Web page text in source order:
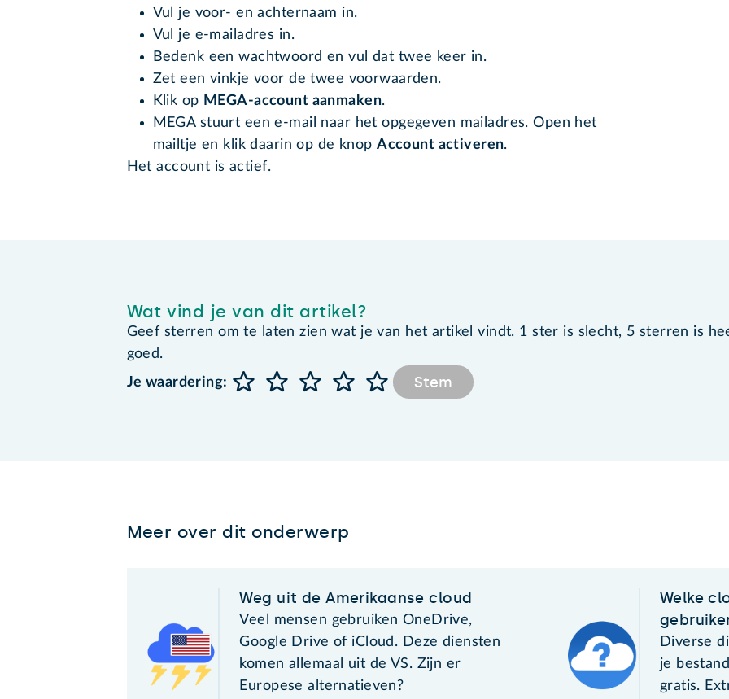
Vul je voor- en achternaam in.
Vul je e-mailadres in.
Bedenk een wachtwoord en vul dat twee keer in.
Zet een vinkje voor de twee voorwaarden.
Klik op MEGA-account aanmaken.
MEGA stuurt een e-mail naar het opgegeven mailadres. Open het
mailtje en klik daarin op de knopAccount activeren.
Het account is actief.
Wat vind je van dit artikel?
Geef sterren om te laten zien wat je van het artikel vindt. 1 ster is slecht, 5 sterren is
goed.
Je waardering:
Stem
Meer over dit onderwerp
Weg uit de Amerikaanse cloud
Veel mensen gebruiken OneDrive,
Google Drive of iCloud. Deze diensten
komen allemaal uit de VS. Zijn er
Europese alternatieven?
Welke
Diverse
je
gratis.